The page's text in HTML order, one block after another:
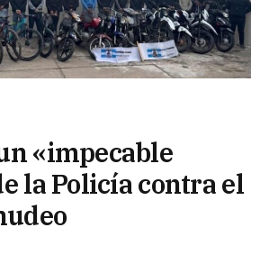
«impecable
la Policía contra el